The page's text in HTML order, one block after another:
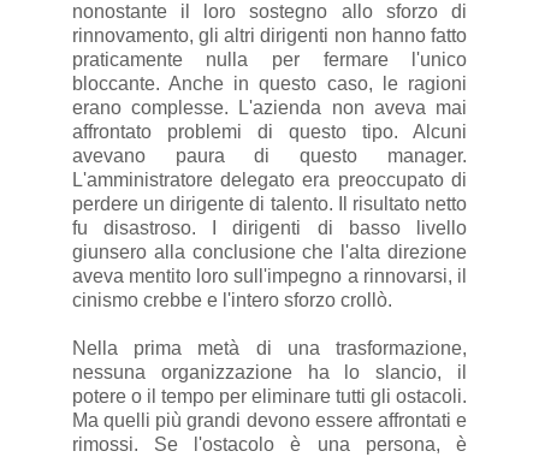
nonostante il loro sostegno allo sforzo di
rinnovamento, gli altri dirigenti non hanno fatto
praticamente nulla per fermare l'unico
bloccante. Anche in questo caso, le ragioni
erano complesse. L'azienda non aveva mai
affrontato problemi di questo tipo. Alcuni
avevano paura di questo manager.
L'amministratore delegato era preoccupato di
perdere un dirigente di talento. Il risultato netto
fu disastroso. I dirigenti di basso livello
giunsero alla conclusione che l'alta direzione
aveva mentito loro sull'impegno a rinnovarsi, il
cinismo crebbe e l'intero sforzo crollò.
Nella prima metà di una trasformazione,
nessuna organizzazione ha lo slancio, il
potere o il tempo per eliminare tutti gli ostacoli.
Ma quelli più grandi devono essere affrontati e
rimossi. Se l'ostacolo è una persona, è